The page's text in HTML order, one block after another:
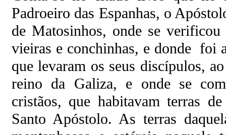
Padroeiro das Espanhas, o
de Matosinhos, onde se verificou
vieiras e conchinhas, e donde foi
que levaram os seus discípulos,
reino da Galiza, e onde se
cristãos, que habitavam terras
Santo Apóstolo. As terras